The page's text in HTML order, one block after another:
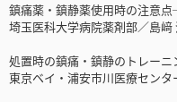
鎮痛薬・鎮静薬使用時の注意
埼玉医科大学病院薬剤部／島
処置時の鎮痛・鎮静のトレー
東京ベイ・浦安市川医療セン